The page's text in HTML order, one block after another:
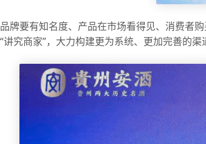
品牌要有知名度、产品在市场看得见、消费者
“讲究商家”，大力构建更为系统、更加完善的